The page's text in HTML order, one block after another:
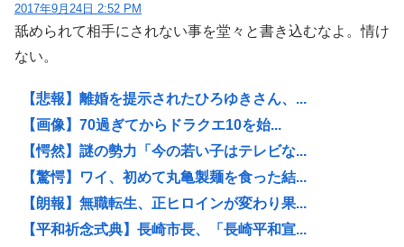
2017年9月24日 2:52 PM
舐められて相手にされない事を堂々と書き込むなよ。情け
ない。
【悲報】離婚を提示されたひろゆきさん、...
【画像】70過ぎてからドラクエ10を始...
【愕然】謎の勢力「今の若い子はテレビな...
【驚愕】ワイ、初めて丸亀製麺を食った結...
【朗報】無職転生、正ヒロインが変わり果...
【平和祈念式典】長崎市長、「長崎平和宣...